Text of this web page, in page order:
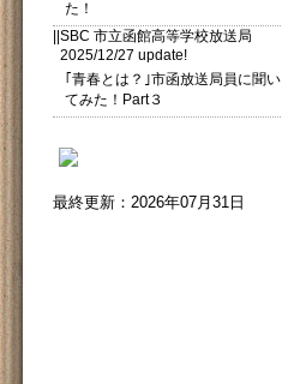
た！
||SBC 市立函館高等学校放送局
2025/12/27 update!
｢青春とは？｣市函放送局員に聞い
てみた！Part３
最終更新：2026年07月31日